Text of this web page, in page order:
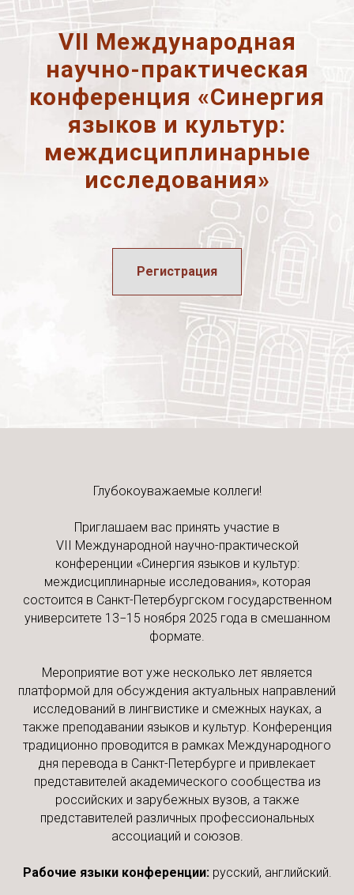
VII Международная
научно-практическая
конференция «Синергия
языков и культур:
междисциплинарные
исследования»
Регистрация
Глубокоуважаемые коллеги!
Приглашаем вас принять участие в
VII Международной научно-практической
конференции «Синергия языков и культур:
междисциплинарные исследования», которая
состоится в Санкт-Петербургском государственном
университете 13−15 ноября 2025 года в смешанном
формате.
Мероприятие вот уже несколько лет является
платформой для обсуждения актуальных направлений
исследований в лингвистике и смежных науках, а
также преподавании языков и культур. Конференция
традиционно проводится в рамках Международного
дня перевода в Санкт-Петербурге и привлекает
представителей академического сообщества из
российских и зарубежных вузов, а также
представителей различных профессиональных
ассоциаций и союзов.
Рабочие языки конференции: русский, английский.